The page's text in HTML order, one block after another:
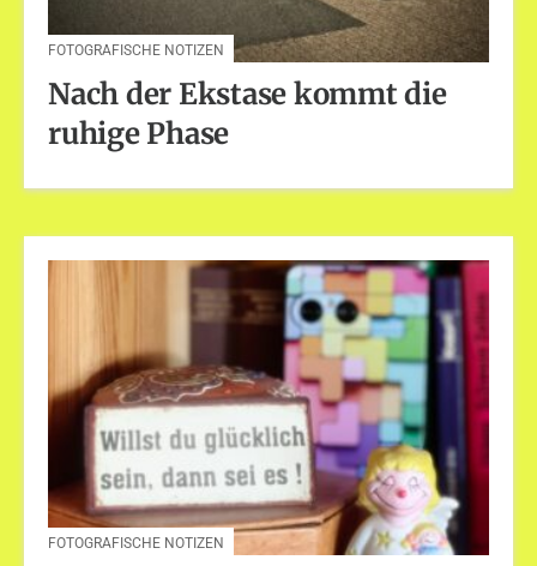
FOTOGRAFISCHE NOTIZEN
Nach der Ekstase kommt die
ruhige Phase
FOTOGRAFISCHE NOTIZEN